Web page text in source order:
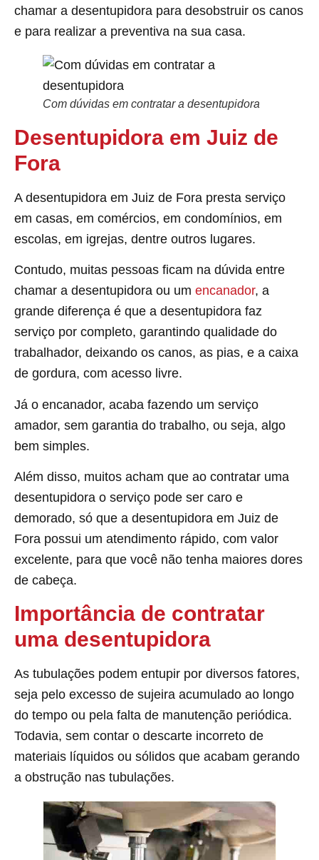
chamar a desentupidora para desobstruir os canos
e para realizar a preventiva na sua casa.
Com dúvidas em contratar a desentupidora
Desentupidora em Juiz de
Fora
A desentupidora em Juiz de Fora presta serviço
em casas, em comércios, em condomínios, em
escolas, em igrejas, dentre outros lugares.
Contudo, muitas pessoas ficam na dúvida entre
chamar a desentupidora ou um encanador, a
grande diferença é que a desentupidora faz
serviço por completo, garantindo qualidade do
trabalhador, deixando os canos, as pias, e a caixa
de gordura, com acesso livre.
Já o encanador, acaba fazendo um serviço
amador, sem garantia do trabalho, ou seja, algo
bem simples.
Além disso, muitos acham que ao contratar uma
desentupidora o serviço pode ser caro e
demorado, só que a desentupidora em Juiz de
Fora possui um atendimento rápido, com valor
excelente, para que você não tenha maiores dores
de cabeça.
Importância de contratar
uma desentupidora
As tubulações podem entupir por diversos fatores,
seja pelo excesso de sujeira acumulado ao longo
do tempo ou pela falta de manutenção periódica.
Todavia, sem contar o descarte incorreto de
materiais líquidos ou sólidos que acabam gerando
a obstrução nas tubulações.